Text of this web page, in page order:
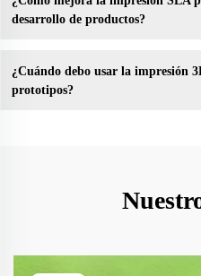
desarrollo de productos?
¿Cuándo debo usar la impresión
prototipos?